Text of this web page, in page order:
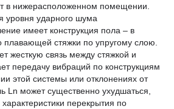
в нижерасположенном помещении.
уровня ударного шума
имеет конструкция пола – в
плавающей стяжки по упругому слою.
жесткую связь между стяжкой и
передачу вибраций по конструкциям
этой системы или отклонениях от
Ln может существенно ухудшаться,
перекрытия по